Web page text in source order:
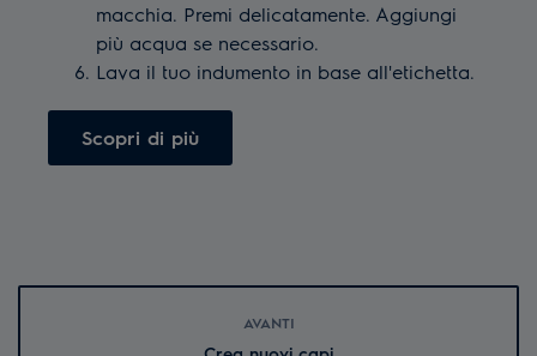
macchia. Premi delicatamente. Aggiungi
più acqua se necessario.
Lava il tuo indumento in base all'etichetta.
Scopri di più
AVANTI